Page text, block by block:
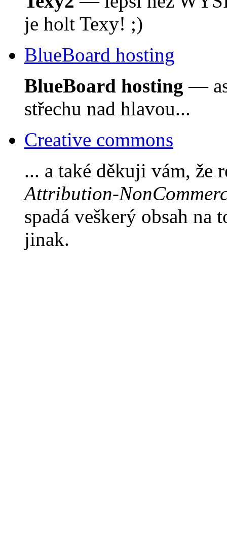
je holt Texy! ;)
BlueBoard hosting
BlueBoard hosting —
střechu nad hlavou...
Creative commons
... a také děkuji vám, že
Attribution-
spadá veškerý obsah
jinak.